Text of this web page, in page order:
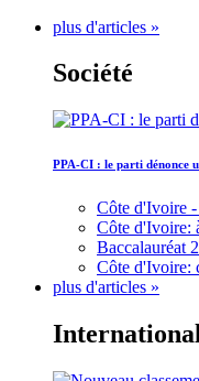
plus d'articles »
Société
PPA-CI : le parti dénonce
Côte d'Ivoire
Côte d'Ivoire:
Baccalauréat
Côte d'Ivoire:
plus d'articles »
International